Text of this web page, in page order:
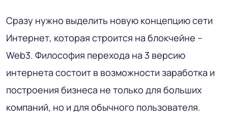
Сразу нужно выделить новую концепцию сети
Интернет, которая строится на блокчейне –
Web3. Философия перехода на 3 версию
интернета состоит в возможности заработка и
построения бизнеса не только для больших
компаний, но и для обычного пользователя.